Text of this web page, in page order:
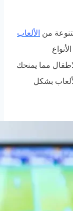
من الألعاب
بلاي ستيشن 4 مجاناً للاطفال مما يمنحك
بشكل